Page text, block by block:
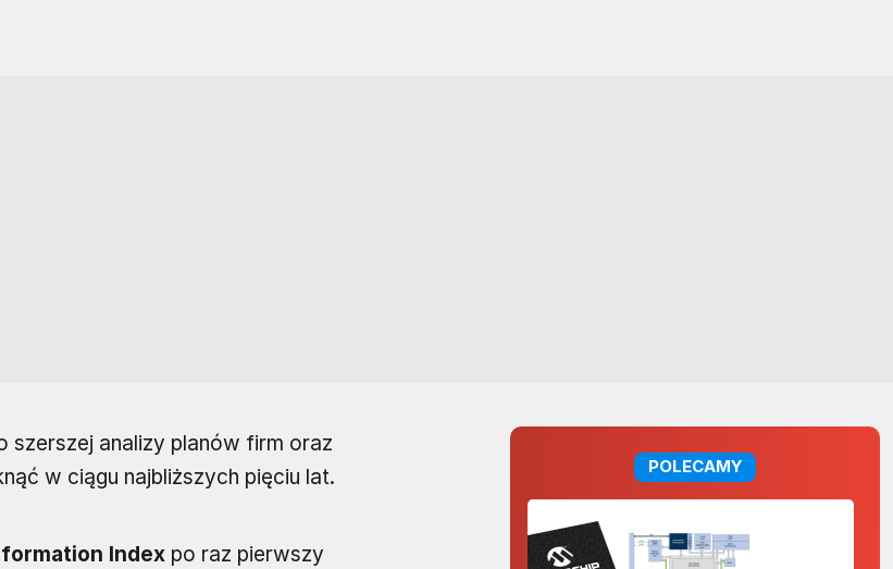
szerszej analizy planów firm oraz
w ciągu najbliższych pięciu lat.
Index po raz pierwszy
POLECAMY